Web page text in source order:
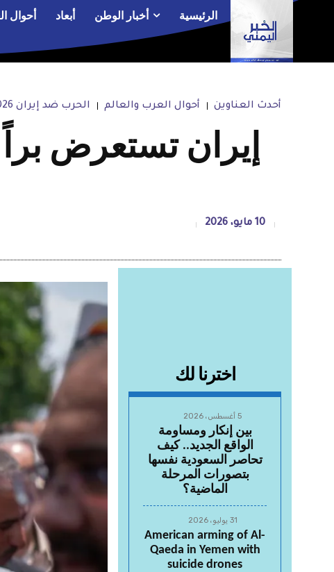
الرئيسية أخبار الوطن أبعاد أحوال
أحدث العناوين أحوال العرب والعالم الحرب ضد إيران 2026
إيران تستعرض براً
10 مايو، 2026
اخترنا لك
5 أغسطس، 2026
بين إنكار ومساومة
الواقع الجديد.. كيف
تحاصر السعودية نفسها
بتصورات المرحلة
الماضية؟
31 يوليو، 2026
American arming of Al-
Qaeda in Yemen with
suicide drones